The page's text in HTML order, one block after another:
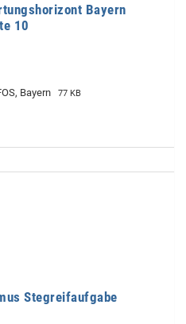
Bayern
10
Bayern 77 KB
Stegreifaufgabe